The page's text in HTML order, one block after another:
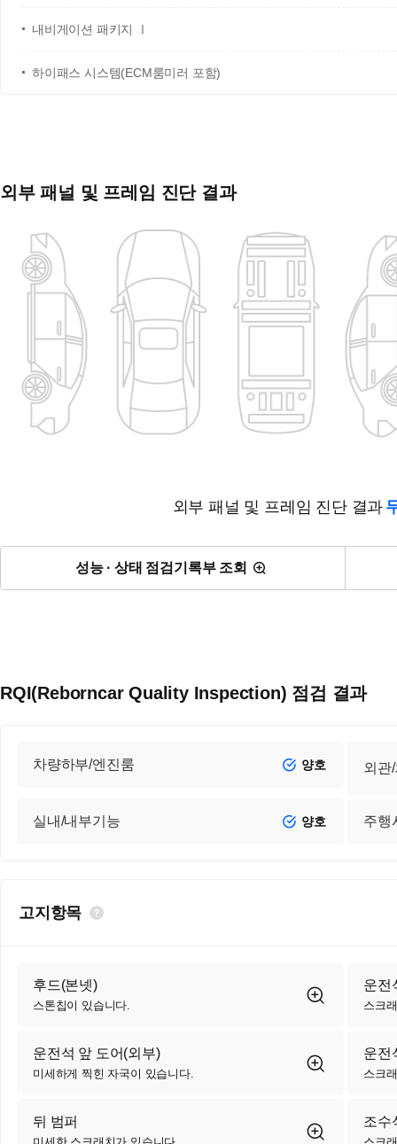
내비게이션 패키지 Ⅰ
하이패스 시스템(ECM룸미러 포함)
외부 패널 및 프레임 진단 결과
외부 패널 및 프레임 진단 결과
성능 · 상태 점검기록부 조회
RQI(Reborncar Quality Inspection) 점검 결과
차량하부/엔진룸 양호 외관
실내/내부기능 양호 주행
고지항목
후드(본넷)
스톤칩이 있습니다.
운전
스크
운전석 앞 도어(외부)
미세하게 찍힌 자국이 있습니다.
운전
스크
뒤 범퍼 조수